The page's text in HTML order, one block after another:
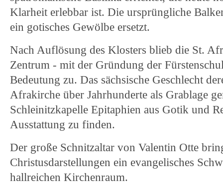
Klarheit erlebbar ist. Die ursprüngliche
ein gotisches Gewölbe ersetzt.
Nach Auflösung des Klosters blieb die St.
Zentrum - mit der Gründung der
Bedeutung zu. Das sächsische Geschlecht
Afrakirche über Jahrhunderte als Grablage
Schleinitzkapelle Epitaphien aus Gotik und
Ausstattung zu finden.
Der große Schnitzaltar von Valentin Otte
Christusdarstellungen ein evangelisches
hallreichen Kirchenraum.